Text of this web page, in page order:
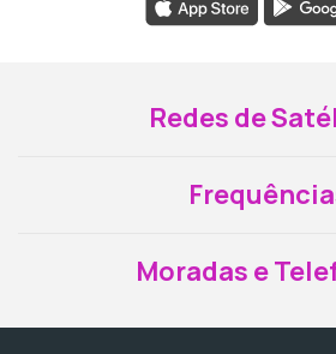
Redes de
Moradas e